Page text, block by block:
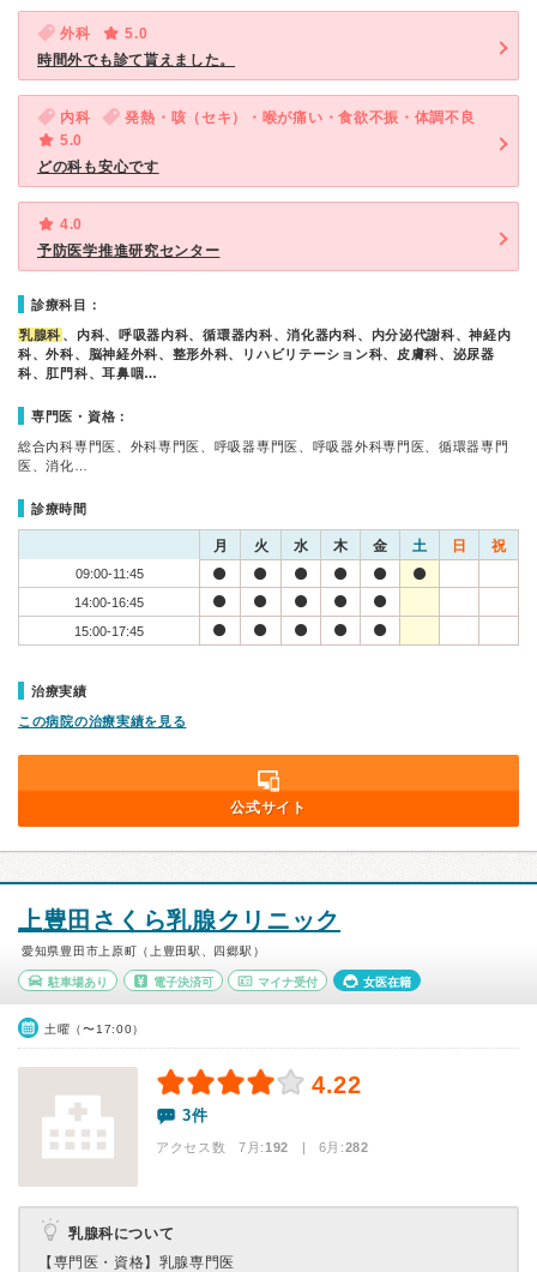
外科
5.0
時間外でも診て貰えました。
内科
発熱・咳（セキ）・喉が痛い・食欲不振・体調不良
5.0
どの科も安心です
4.0
予防医学推進研究センター
診療科目：
乳腺科 、内科、呼吸器内科、循環器内科、消化器内科、内分泌代謝科、神経内
科、外科、脳神経外科、整形外科、リハビリテーション科、皮膚科、泌尿器
科、肛門科、耳鼻咽…
専門医・資格：
総合内科専門医、外科専門医、呼吸器専門医、呼吸器外科専門医、循環器専門
医、消化…
診療時間
月 火 水 木 金 土 日 祝
09:00-11:45
14:00-16:45
15:00-17:45
治療実績
この病院の治療実績を見る
公式サイト
上豊田さくら乳腺クリニック
愛知県豊田市上原町（上豊田駅、四郷駅）
駐車場あり 電子決済可 マイナ受付 女医在籍
土曜（〜17:00）
4.22
3件
アクセス数 7月:192 | 6月:282
乳腺科について
【専門医・資格】 乳腺専門医